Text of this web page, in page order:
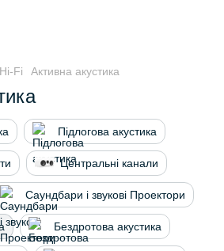
Fi Активна акустика
Підлогова акустика
Центральні канали
Cаундбари і звукові Проектори
Бездротова акустика